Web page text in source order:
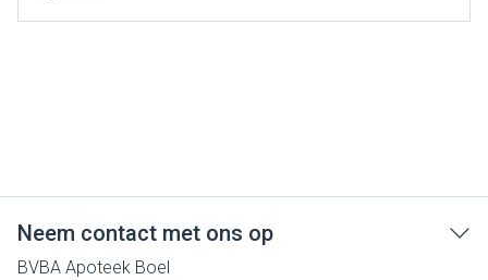
Neem contact met ons op
BVBA Apoteek Boel